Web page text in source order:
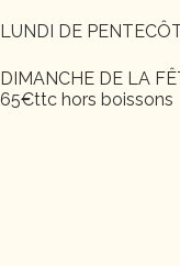
LUNDI DE
DIMANCHE DE LA
65€ttc hors boissons